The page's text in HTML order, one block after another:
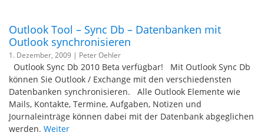
Outlook Tool – Sync Db – Datenbanken mit
Outlook synchronisieren
1. Dezember, 2009 | Peter Oehler
Outlook Sync Db 2010 Beta verfügbar! Mit Outlook Sync Db
können Sie Outlook / Exchange mit den verschiedensten
Datenbanken synchronisieren. Alle Outlook Elemente wie
Mails, Kontakte, Termine, Aufgaben, Notizen und
Journaleinträge können dabei mit der Datenbank abgeglichen
werden. Weiter